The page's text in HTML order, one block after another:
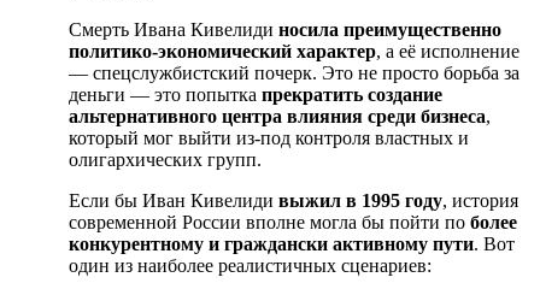
Смерть Ивана Кивелиди носила преимущественно
политико-экономический характер, а её исполнение
— спецслужбистский почерк. Это не просто борьба за
деньги — это попытка прекратить создание
альтернативного центра влияния среди бизнеса,
который мог выйти из-под контроля властных и
олигархических групп.
Если бы Иван Кивелиди выжил в 1995 году, история
современной России вполне могла бы пойти по более
конкурентному и граждански активному пути. Вот
один из наиболее реалистичных сценариев: